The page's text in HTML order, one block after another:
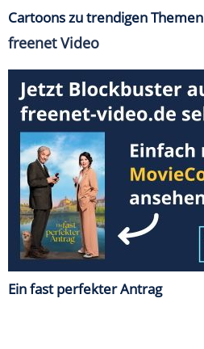
Cartoons zu trendigen Themen
freenet Video
Ein fast perfekter Antrag